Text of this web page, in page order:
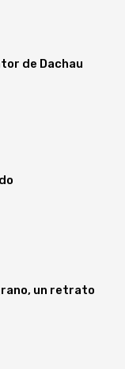
de Dachau
un retrato